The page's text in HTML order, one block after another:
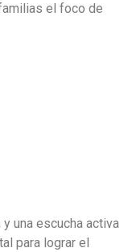
el foco de
una escucha activa
para lograr el